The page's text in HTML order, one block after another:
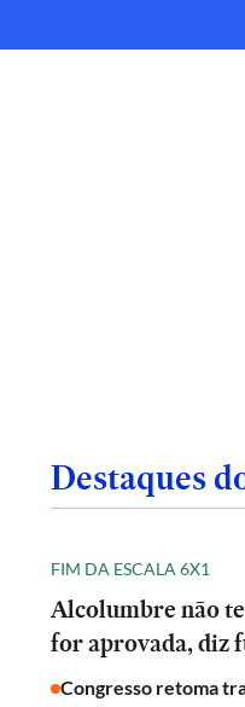
Destaques
FIM DA ESCALA 6X1
Alcolumbre não
for aprovada, diz
Congresso retoma